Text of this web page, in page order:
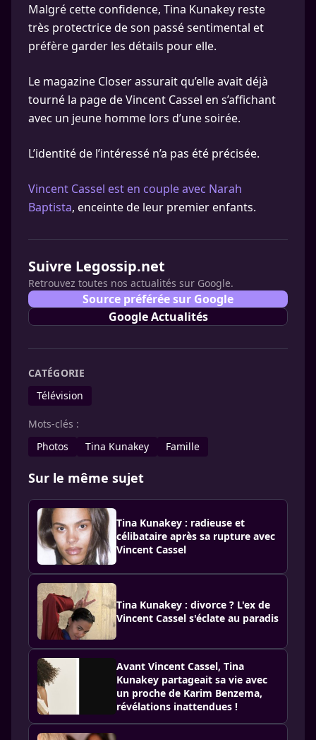
Malgré cette confidence, Tina Kunakey reste
très protectrice de son passé sentimental et
préfère garder les détails pour elle.
Le magazine Closer assurait qu’elle avait déjà
tourné la page de Vincent Cassel en s’affichant
avec un jeune homme lors d’une soirée.
L’identité de l’intéressé n’a pas été précisée.
Vincent Cassel est en couple avec Narah
Baptista, enceinte de leur premier enfants.
Suivre Legossip.net
Retrouvez toutes nos actualités sur Google.
Source préférée sur Google
Google Actualités
CATÉGORIE
Télévision
Mots-clés :
Photos
Tina Kunakey Famille
Sur le même sujet
Tina Kunakey : radieuse et
célibataire après sa rupture avec
Vincent Cassel
Tina Kunakey : divorce ? L'ex de
Vincent Cassel s'éclate au paradis
Avant Vincent Cassel, Tina
Kunakey partageait sa vie avec
un proche de Karim Benzema,
révélations inattendues !